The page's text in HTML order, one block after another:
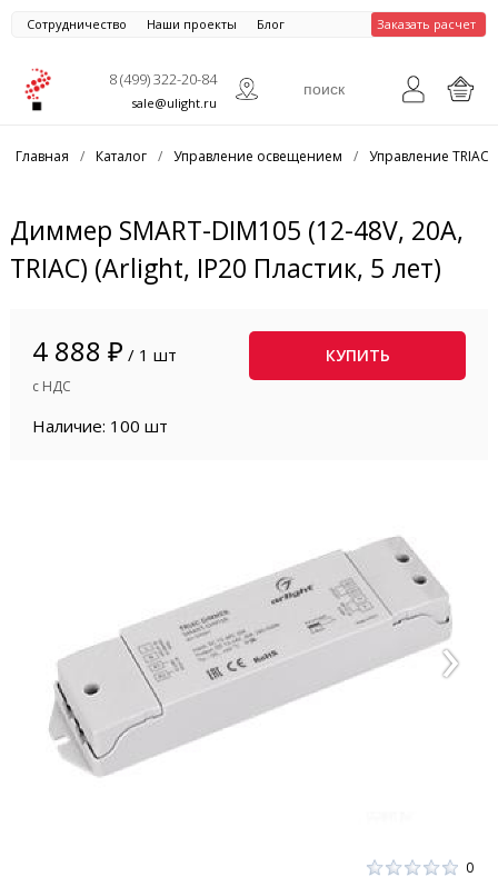
Сотрудничество Наши проекты Блог Заказать расчет
8 (499) 322-20-84
sale@ulight.ru
Главная / Каталог / Управление освещением / Управление TRIAC
Диммер SMART-DIM105 (12-48V, 20A,
TRIAC) (Arlight, IP20 Пластик, 5 лет)
4 888 ₽ / 1 шт
с НДС
КУПИТЬ
Наличие: 100 шт
0